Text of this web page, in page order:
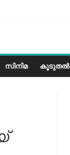
സിനിമ കൂടുതൽ